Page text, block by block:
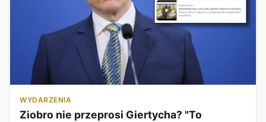
WYDARZENIA
Ziobro nie przeprosi Giertycha? "To